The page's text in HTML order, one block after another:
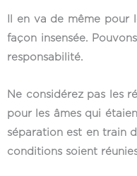
Il en va de même pour
façon insensée.
responsabilité.
Ne considérez pas les
pour les âmes qui
séparation est en train
conditions soient